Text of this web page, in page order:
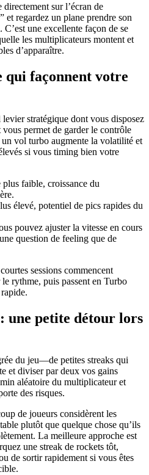
sur l’écran de
et regardez un plane prendre son
une excellente façon de se
les multiplicateurs montent et
d’apparaître.
qui façonnent votre
stratégique dont vous disposez
permet de garder le contrôle
vol turbo augmente la volatilité et
si vous timing bien votre
plus faible, croissance du
élevé, potentiel de pics rapides du
pouvez ajuster la vitesse en cours
question de feeling que de
sessions commencent
rythme, puis passent en Turbo
une petite détour lors
du jeu—de petites streaks qui
et diviser par deux vos gains
aléatoire du multiplicateur et
des risques.
de joueurs considèrent les
plutôt que quelque chose qu’ils
La meilleure approche est
une streak de rockets tôt,
de sortir rapidement si vous êtes